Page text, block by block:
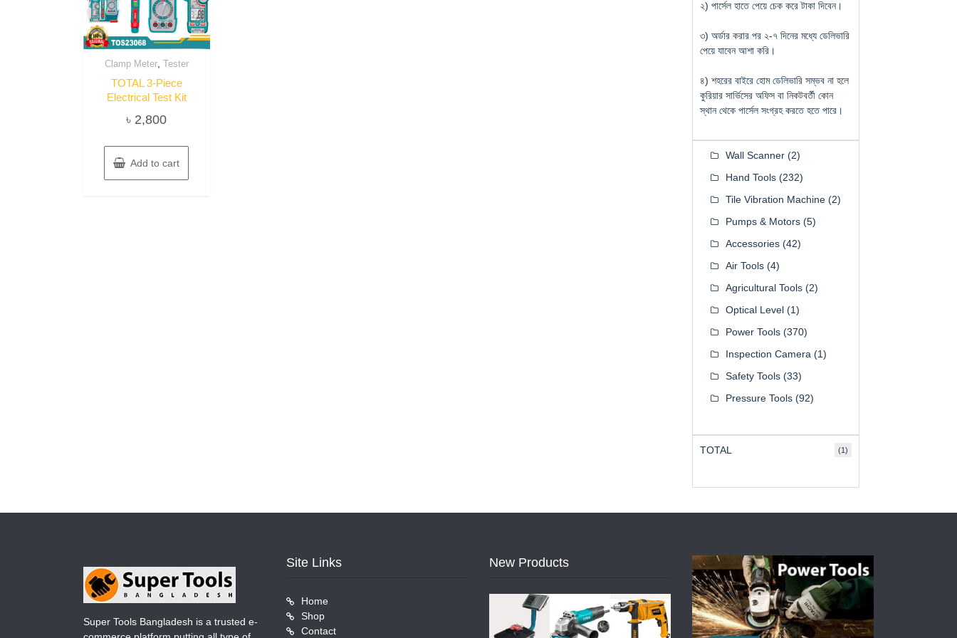
Clamp Meter, Tester
TOTAL 3-Piece
Electrical Test Kit
৳ 2,800
Add to cart
২) পার্সেল হাতে পেয়ে চেক করে টাকা দিবেন।
৩) অর্ডার করার পর ২-৭ দিনের মধ্যে ডেলিভারি
পেয়ে যাবেন আশা করি।
৪) শহরের বাইরে হোম ডেলিভারি সম্ভব না হলে
কুরিয়ার সার্ভিসের অফিস বা নিকটবর্তী কোন
স্থান থেকে পার্সেল সংগ্রহ করতে হতে পারে।
Wall Scanner (2)
Hand Tools (232)
Tile Vibration Machine (2)
Pumps & Motors (5)
Accessories (42)
Air Tools (4)
Agricultural Tools (2)
Optical Level (1)
Power Tools (370)
Inspection Camera (1)
Safety Tools (33)
Pressure Tools (92)
TOTAL (1)
Super Tools Bangladesh is a trusted e-
Site Links
Home
Shop
Contact
New Products